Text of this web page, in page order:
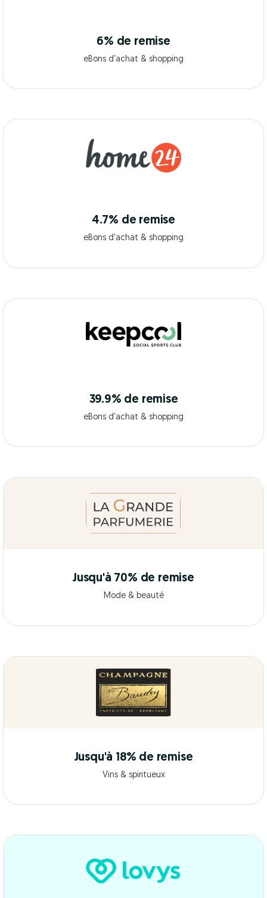
6% de remise
eBons d'achat & shopping
4.7% de remise
eBons d'achat & shopping
39.9% de remise
eBons d'achat & shopping
Jusqu'à 70% de remise
Mode & beauté
Jusqu'à 18% de remise
Vins & spiritueux